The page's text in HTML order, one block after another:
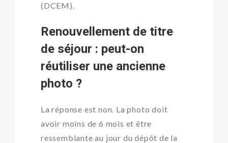
(DCEM).
Renouvellement de titre
de séjour : peut-on
réutiliser une ancienne
photo ?
La réponse est non. La photo doit
avoir moins de 6 mois et être
ressemblante au jour du dépôt de la